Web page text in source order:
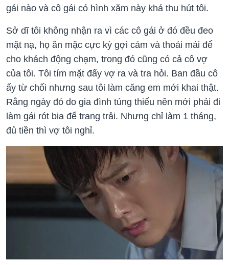
gái nào và cô gái có hình xăm này khá thu hút tôi.
Sở dĩ tôi không nhận ra vì các cô gái ở đó đều đeo
mặt nạ, họ ăn mặc cực kỳ gợi cảm và thoải mái để
cho khách động chạm, trong đó cũng có cả cô vợ
của tôi. Tôi tím mặt đẩy vợ ra và tra hỏi. Ban đầu cô
ấy từ chối nhưng sau tôi làm căng em mới khai thật.
Rằng ngày đó do gia đình túng thiếu nên mới phải đi
làm gái rót bia để trang trải. Nhưng chỉ làm 1 tháng,
đủ tiền thì vợ tôi nghỉ.